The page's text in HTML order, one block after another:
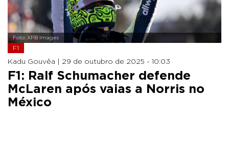
Foto: XPB Images
F1
Kadu Gouvêa | 29 de outubro de 2025 - 10:03
F1: Ralf Schumacher defende
McLaren após vaias a Norris no
México